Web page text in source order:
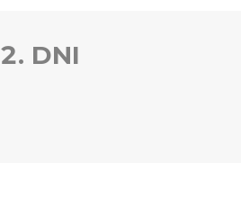
2. DNI